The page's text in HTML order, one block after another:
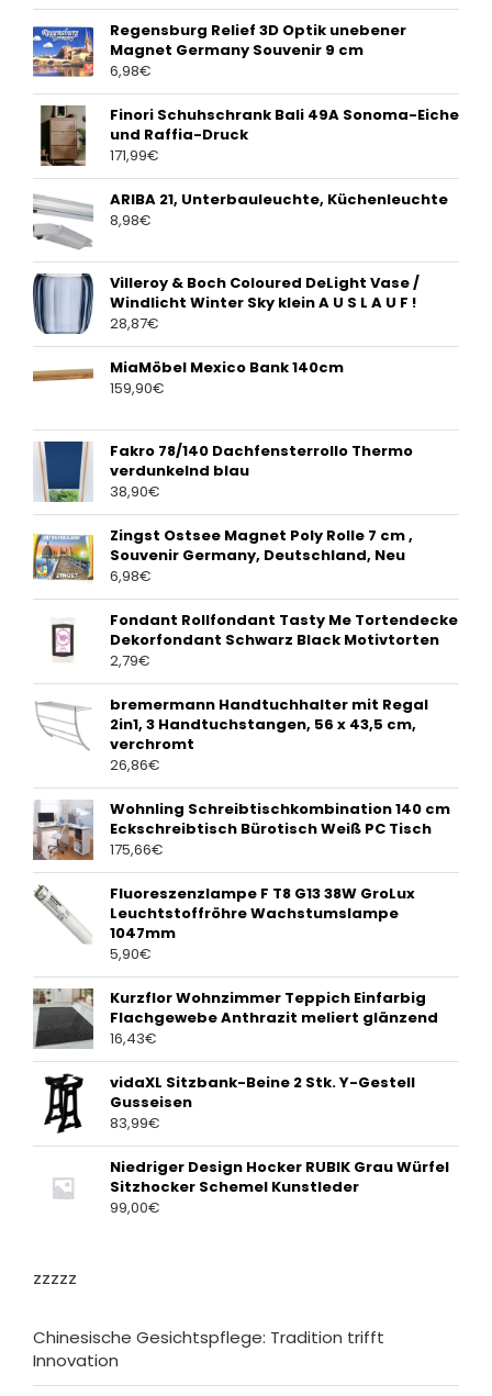
Regensburg Relief 3D Optik unebener
Magnet Germany Souvenir 9 cm
6,98€
Finori Schuhschrank Bali 49A Sonoma-Eiche
und Raffia-Druck
171,99€
ARIBA 21, Unterbauleuchte, Küchenleuchte
8,98€
Villeroy & Boch Coloured DeLight Vase /
Windlicht Winter Sky klein A U S L A U F !
28,87€
MiaMöbel Mexico Bank 140cm
159,90€
Fakro 78/140 Dachfensterrollo Thermo
verdunkelnd blau
38,90€
Zingst Ostsee Magnet Poly Rolle 7 cm ,
Souvenir Germany, Deutschland, Neu
6,98€
Fondant Rollfondant Tasty Me Tortendecke
Dekorfondant Schwarz Black Motivtorten
2,79€
bremermann Handtuchhalter mit Regal
2in1, 3 Handtuchstangen, 56 x 43,5 cm,
verchromt
26,86€
Wohnling Schreibtischkombination 140 cm
Eckschreibtisch Bürotisch Weiß PC Tisch
175,66€
Fluoreszenzlampe F T8 G13 38W GroLux
Leuchtstoffröhre Wachstumslampe
1047mm
5,90€
Kurzflor Wohnzimmer Teppich Einfarbig
Flachgewebe Anthrazit meliert glänzend
16,43€
vidaXL Sitzbank-Beine 2 Stk. Y-Gestell
Gusseisen
83,99€
Niedriger Design Hocker RUBIK Grau Würfel
Sitzhocker Schemel Kunstleder
99,00€
zzzzz
Chinesische Gesichtspflege: Tradition trifft
Innovation